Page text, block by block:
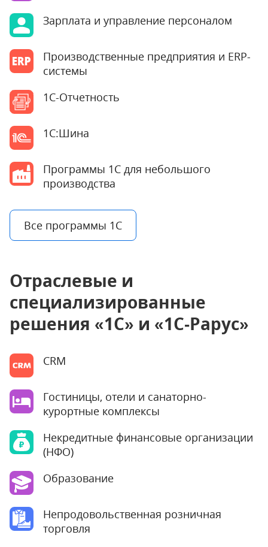
Зарплата и управление персоналом
Производственные предприятия и ERP-
системы
1С-Отчетность
1С:Шина
Программы 1С для небольшого
производства
Все программы 1С
Отраслевые и
специализированные
решения «1С» и «1С‑Рарус»
CRM
Гостиницы, отели и санаторно-
курортные комплексы
Некредитные финансовые организации
(НФО)
Образование
Непродовольственная розничная
торговля